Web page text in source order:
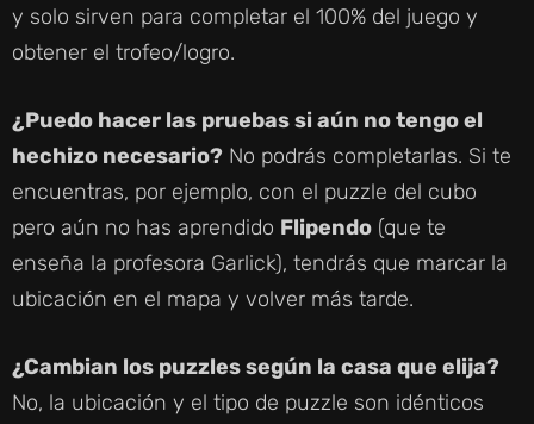
y solo sirven para completar el 100% del juego y
obtener el trofeo/logro.
¿Puedo hacer las pruebas si aún no tengo el
hechizo necesario? No podrás completarlas. Si te
encuentras, por ejemplo, con el puzzle del cubo
pero aún no has aprendido Flipendo (que te
enseña la profesora Garlick), tendrás que marcar la
ubicación en el mapa y volver más tarde.
¿Cambian los puzzles según la casa que elija?
No, la ubicación y el tipo de puzzle son idénticos